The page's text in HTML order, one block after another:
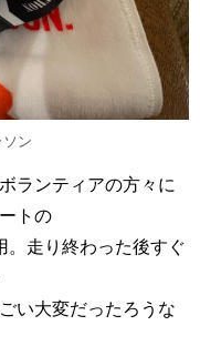
ン
ランティアの方々に
トの
。走り終わった後すぐ
い大変だったろうな